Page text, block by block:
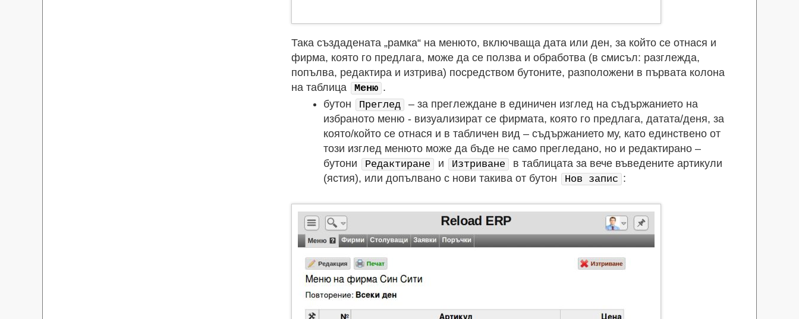
Така създадената „рамка“ на менюто, включваща дата или ден, за който се отнася и
фирма, която го предлага, може да се ползва и обработва (в смисъл: разглежда,
попълва, редактира и изтрива) посредством бутоните, разположени в първата колона
на таблица
Меню .
бутон
Преглед
– за преглеждане в единичен изглед на съдържанието на
избраното меню - визуализират се фирмата, която го предлага, датата/деня, за
която/който се отнася и в табличен вид – съдържанието му, като единствено от
този изглед менюто може да бъде не само прегледано, но и редактирано –
бутони
Редактиране и Изтриване
в таблицата за вече въведените артикули
(ястия), или допълвано с нови такива от бутон
Нов запис :